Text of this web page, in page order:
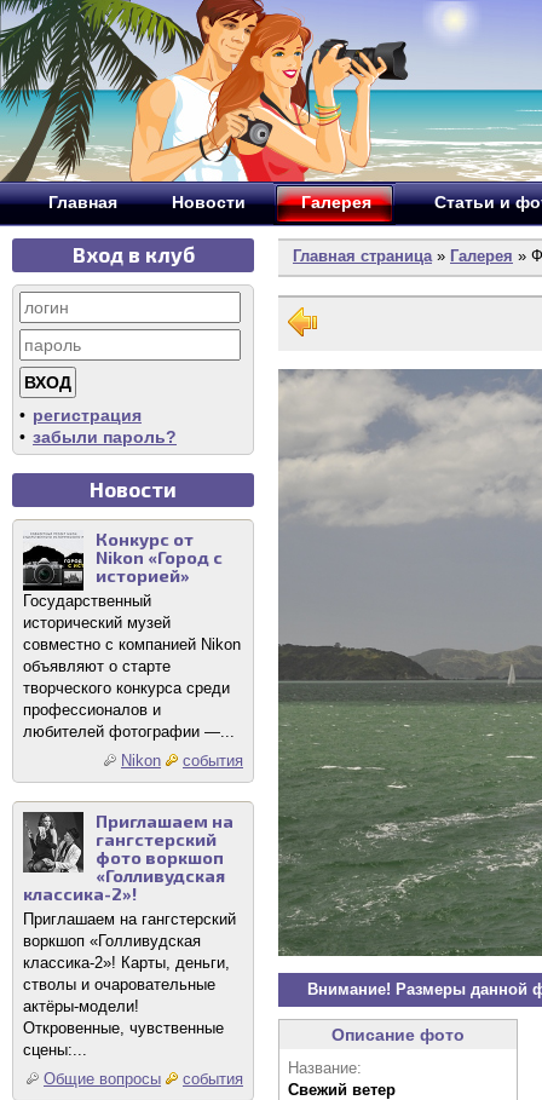
Главная Новости Галерея Статьи и
Вход в клуб
• регистрация
• забыли пароль?
Новости
Конкурс от
Nikon «Город с
историей»
Государственный
исторический музей
совместно с компанией Nikon
объявляют о старте
творческого конкурса среди
профессионалов и
любителей фотографии —...
Nikon
события
Приглашаем на
гангстерский
фото воркшоп
«Голливудская
классика-2»!
Приглашаем на гангстерский
воркшоп «Голливудская
классика-2»! Карты, деньги,
стволы и очаровательные
актёры-модели!
Откровенные, чувственные
сцены:...
Общие вопросы
события
Главная страница» Галерея »
Внимание! Размеры данной
Описание фото
Название:
Свежий ветер